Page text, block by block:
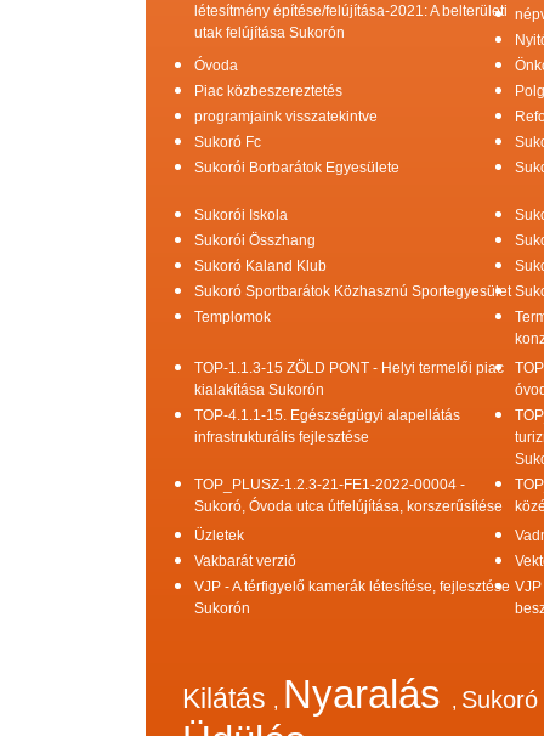
létesítmény építése/felújítása-2021: A belterületi
utak felújítása Sukorón
Óvoda
Piac közbeszereztetés
programjaink visszatekintve
Sukoró Fc
Sukorói Borbarátok Egyesülete
Sukorói Iskola
Sukorói Összhang
Sukoró Kaland Klub
Sukoró Sportbarátok Közhasznú Sportegyesület
Templomok
TOP-1.1.3-15 ZÖLD PONT - Helyi termelői piac
kialakítása Sukorón
TOP-4.1.1-15. Egészségügyi alapellátás
infrastrukturális fejlesztése
TOP_PLUSZ-1.2.3-21-FE1-2022-00004 -
Sukoró, Óvoda utca útfelújítása, korszerűsítése
Üzletek
Vakbarát verzió
VJP - A térfigyelő kamerák létesítése, fejlesztése
Sukorón
Kilátás , Nyaralás , Sukoró